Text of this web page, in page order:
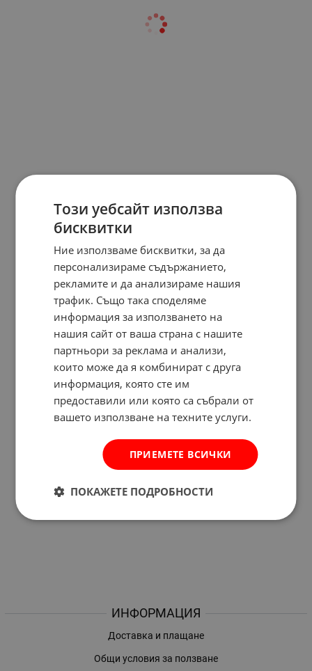
ИНФОРМАЦИЯ
Доставка и плащане
Общи условия за ползване
Този уебсайт използва
бисквитки
Ние използваме бисквитки, за да
персонализираме съдържанието,
рекламите и да анализираме нашия
трафик. Също така споделяме
информация за използването на
нашия сайт от ваша страна с нашите
партньори за реклама и анализи,
които може да я комбинират с друга
информация, която сте им
предоставили или която са събрали от
вашето използване на техните услуги.
ПРИЕМЕТЕ ВСИЧКИ
ПОКАЖЕТЕ ПОДРОБНОСТИ